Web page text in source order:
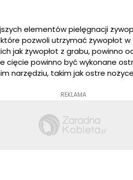
elementów pielęgnacji
pozwoli utrzymać żywopłot
jak żywopłot z grabu, powinno
cięcie powinno być wykonane
narzędziu, takim jak ostre
REKLAMA